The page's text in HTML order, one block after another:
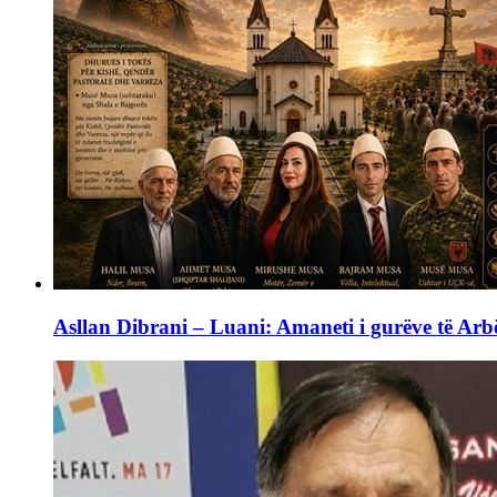
Asllan Dibrani – Luani: Amaneti i gurëve të